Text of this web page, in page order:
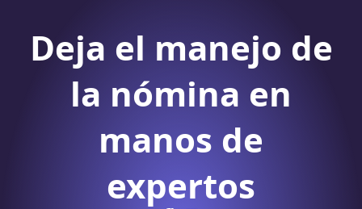
Deja el manejo de
la nómina en
manos de
expertos